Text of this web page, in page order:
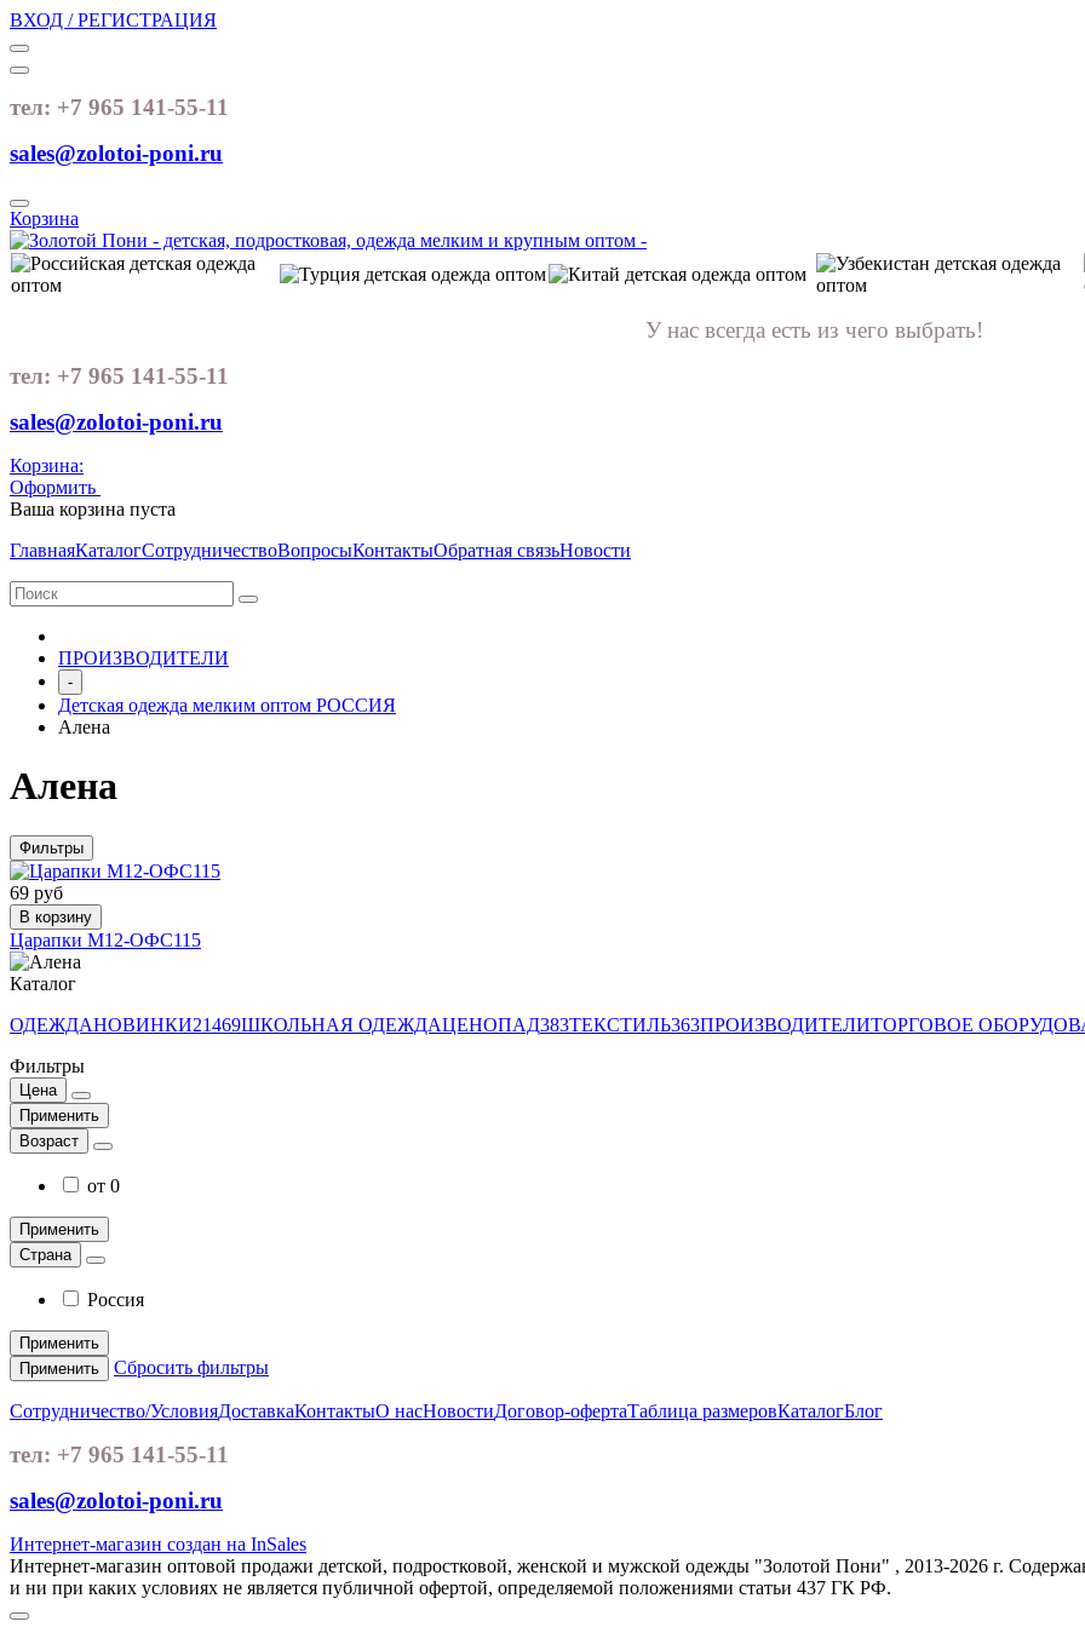
ВХОД / РЕГИСТРАЦИЯ
тел: +7 965 141-55-11
sales@zolotoi-poni.ru
Корзина
У нас всегда есть из чего выбрать!
тел: +7 965 141-55-11
sales@zolotoi-poni.ru
Корзина:
Оформить
Ваша корзина пуста
ГлавнаяКаталогСотрудничествоВопросыКонтактыОбратная связьНовости
ПРОИЗВОДИТЕЛИ
-
Детская одежда мелким оптом РОССИЯ
Алена
Алена
Фильтры
69 руб
В корзину
Царапки М12-ОФС115
Каталог
ОДЕЖДАНОВИНКИ21469ШКОЛЬНАЯ ОДЕЖДАЦЕНОПАД383ТЕКСТИЛЬ363ПРОИЗВОДИТЕЛИТОРГОВОЕ
Фильтры
Цена
Применить
Возраст
от 0
Применить
Страна
Россия
Применить
Применить
Сбросить фильтры
Сотрудничество/УсловияДоставкаКонтактыО насНовостиДоговор-офертаТаблица размеровКаталогБлог
тел: +7 965 141-55-11
sales@zolotoi-poni.ru
Интернет-магазин создан на InSales
Интернет-магазин оптовой продажи детской, подростковой, женской и мужской одежды "Золотой Пони" , 2013-2026 г.
и ни при каких условиях не является публичной офертой, определяемой положениями статьи 437 ГК РФ.